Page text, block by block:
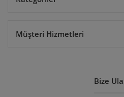
Müşteri Hizmetleri
Bize